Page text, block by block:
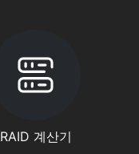
RAID 계산기